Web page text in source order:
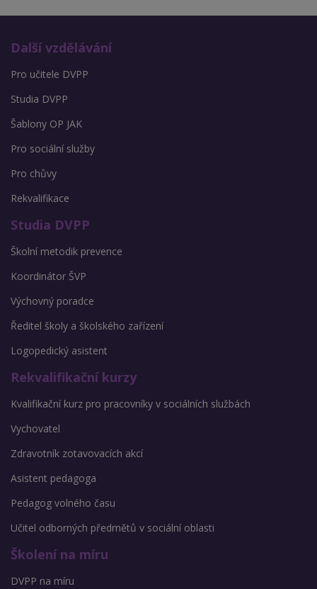
Další vzdělávání
Pro učitele DVPP
Studia DVPP
Šablony OP JAK
Pro sociální služby
Pro chůvy
Rekvalifikace
Studia DVPP
Školní metodik prevence
Koordinátor ŠVP
Výchovný poradce
Ředitel školy a školského zařízení
Logopedický asistent
Rekvalifikační kurzy
Kvalifikační kurz pro pracovníky v sociálních službách
Vychovatel
Zdravotník zotavovacích akcí
Asistent pedagoga
Pedagog volného času
Učitel odborných předmětů v sociální oblasti
Školení na míru
DVPP na míru